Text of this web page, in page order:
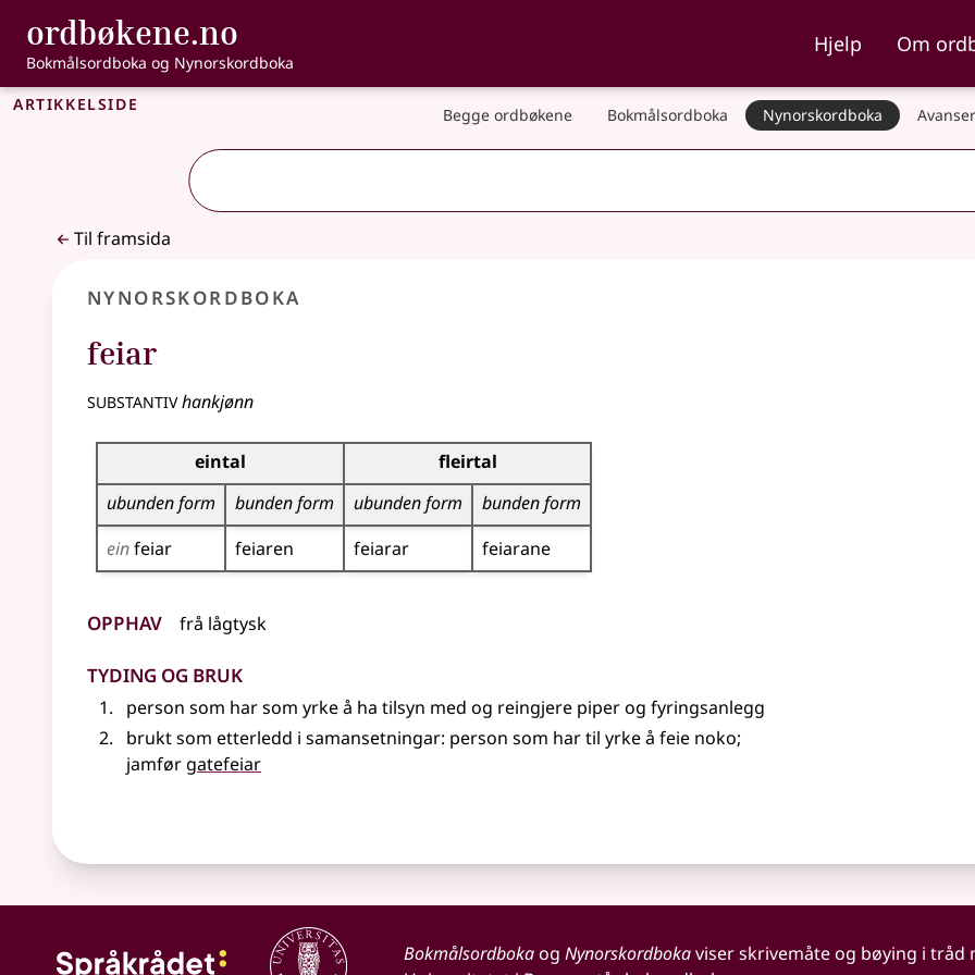
Gå til hovudinnhald
Tilgjenge
ordbøkene.no , Bokmålsordboka og Nynorskordboka
Bokmålsordboka og Nynorskordboka
Hjelp Om
Artikkelside Begge ordbøkene Bokmålsordboka Nynorskordboka
Til framsida
Nynorskordboka
feiar
substantivhankjønn
Bøyningstabell for dette substantivet
eintal
fleirtal
ubunden form
bunden form ubunden form
bunden form
einfeiar feiaren feiarar feiarane
Opphav frå lågtysk
Tyding og bruk
person som har som yrke å ha tilsyn med og reingjere piper og fyringsanlegg
brukt som etterledd i samansetningar: person som har til yrke å feie noko;
jamfør gatefeiar
Bokmålsordbokaog Nynorskordbokaviser skrivemåte og bøying i tråd